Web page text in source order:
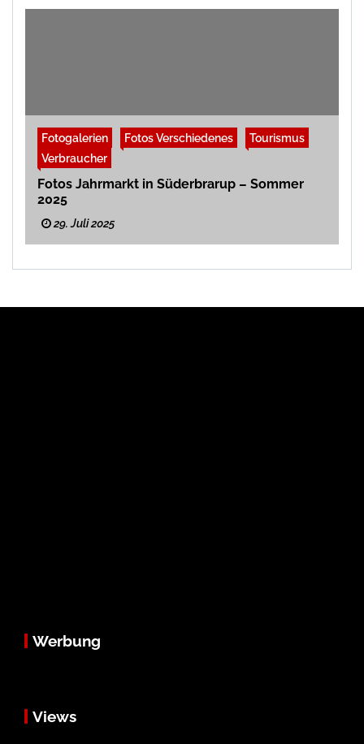
Fotogalerien Fotos Verschiedenes
Tourismus
Verbraucher
Fotos Jahrmarkt in Süderbrarup – Sommer
2025
29. Juli 2025
Werbung
Views